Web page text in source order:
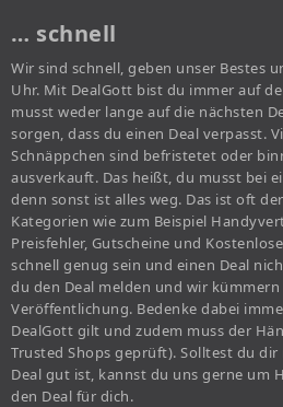
… schnell
Wir sind schnell, geben unser Bestes
Uhr. Mit DealGott bist du immer auf
musst weder lange auf die nächsten
sorgen, dass du einen Deal verpasst.
Schnäppchen sind befristetet oder
ausverkauft. Das heißt, du musst bei
denn sonst ist alles weg. Das ist oft
Kategorien wie zum Beispiel
Preisfehler, Gutscheine und
schnell genug sein und einen Deal
du den Deal melden und wir
Veröffentlichung. Bedenke dabei
DealGott gilt und zudem muss der
Trusted Shops geprüft). Solltest du
Deal gut ist, kannst du uns gerne um
den Deal für dich.